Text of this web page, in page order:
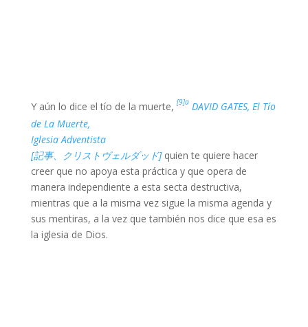
Y aún lo dice el tío de la muerte, [9]aDAVID GATES, El Tío
de La Muerte,
Iglesia Adventista
[記事、クリストヴェルダッド]quien te quiere hacer
creer que no apoya esta práctica y que opera de
manera independiente a esta secta destructiva,
mientras que a la misma vez sigue la misma agenda y
sus mentiras, a la vez que también nos dice que esa es
la iglesia de Dios.